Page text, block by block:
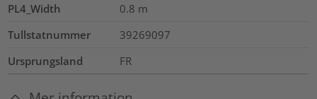
PL4_Width
0.8 m
Tullstatnummer
39269097
Ursprungsland
FR